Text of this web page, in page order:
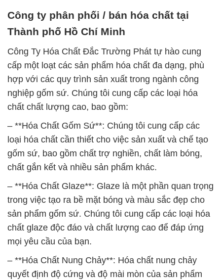
Công ty phân phối / bán hóa chất tại
Thành phố Hồ Chí Minh
Công Ty Hóa Chất Đắc Trường Phát tự hào cung
cấp một loạt các sản phẩm hóa chất đa dạng, phù
hợp với các quy trình sản xuất trong ngành công
nghiệp gốm sứ. Chúng tôi cung cấp các loại hóa
chất chất lượng cao, bao gồm:
– **Hóa Chất Gốm Sứ**: Chúng tôi cung cấp các
loại hóa chất cần thiết cho việc sản xuất và chế tạo
gốm sứ, bao gồm chất trợ nghiền, chất làm bóng,
chất gắn kết và nhiều sản phẩm khác.
– **Hóa Chất Glaze**: Glaze là một phần quan trọng
trong việc tạo ra bề mặt bóng và màu sắc đẹp cho
sản phẩm gốm sứ. Chúng tôi cung cấp các loại hóa
chất glaze độc đáo và chất lượng cao để đáp ứng
mọi yêu cầu của bạn.
– **Hóa Chất Nung Chảy**: Hóa chất nung chảy
quyết định độ cứng và độ mài mòn của sản phẩm